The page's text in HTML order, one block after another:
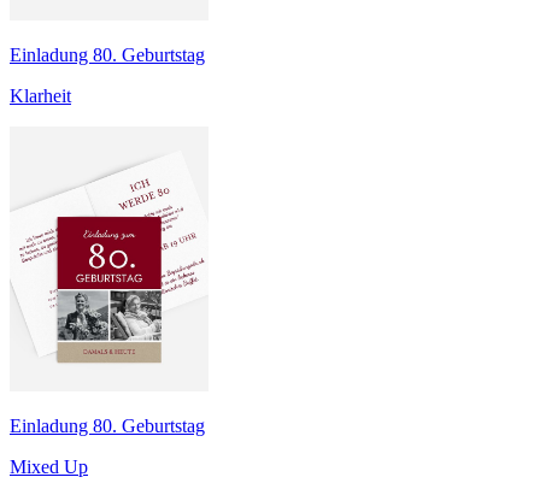
Einladung 80. Geburtstag
Klarheit
Einladung 80. Geburtstag
Mixed Up